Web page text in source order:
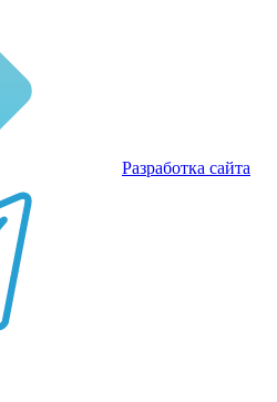
Разработка сайта